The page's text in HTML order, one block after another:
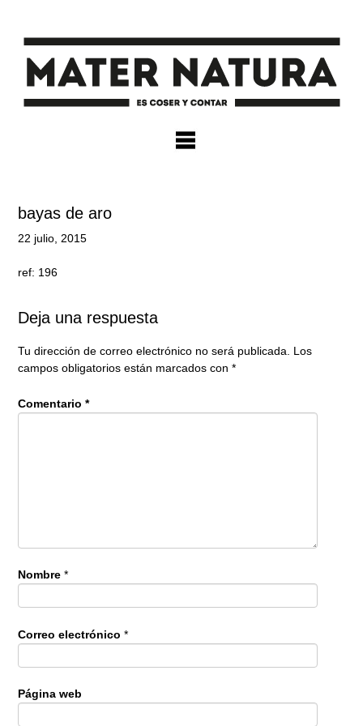
×
bayas de aro
22 julio, 2015
ref: 196
Deja una respuesta
Tu dirección de correo electrónico no será publicada. Los
campos obligatorios están marcados con *
Comentario *
Nombre *
Correo electrónico *
Página web